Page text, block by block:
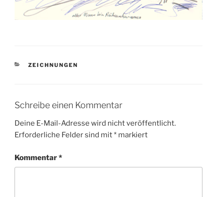
KATEGORIEN
ZEICHNUNGEN
Schreibe einen Kommentar
Deine E-Mail-Adresse wird nicht veröffentlicht.
Erforderliche Felder sind mit* markiert
Kommentar*